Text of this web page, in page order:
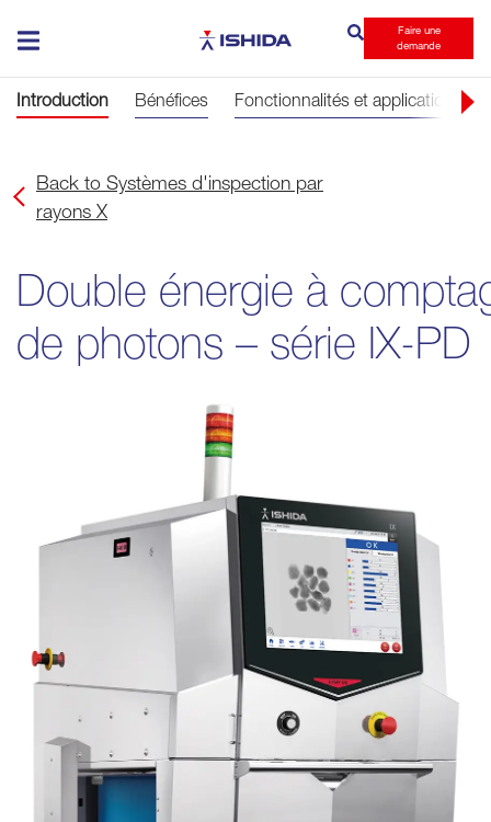
Faire une
demande
Double énergie à
de photons – série IX-PD
Back to Systèmes d'inspection par
rayons X
Introduction Bénéfices Fonctionnalités et applications